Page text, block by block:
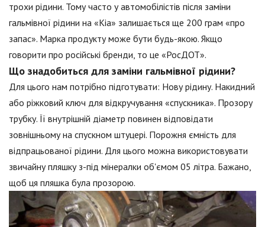
трохи рідини. Тому часто у автомобілістів після заміни
гальмівної рідини на «Кіа» залишається ще 200 грам «про
запас». Марка продукту може бути будь-якою. Якщо
говорити про російські бренди, то це «РосДОТ».
Що знадобиться для заміни гальмівної рідини?
Для цього нам потрібно підготувати: Нову рідину. Накидний
або ріжковий ключ для відкручування «спускника». Прозору
трубку. Її внутрішній діаметр повинен відповідати
зовнішньому на спускном штуцері. Порожня ємність для
відпрацьованої рідини. Для цього можна використовувати
звичайну пляшку з-під мінералки об'ємом 05 літра. Бажано,
щоб ця пляшка була прозорою.